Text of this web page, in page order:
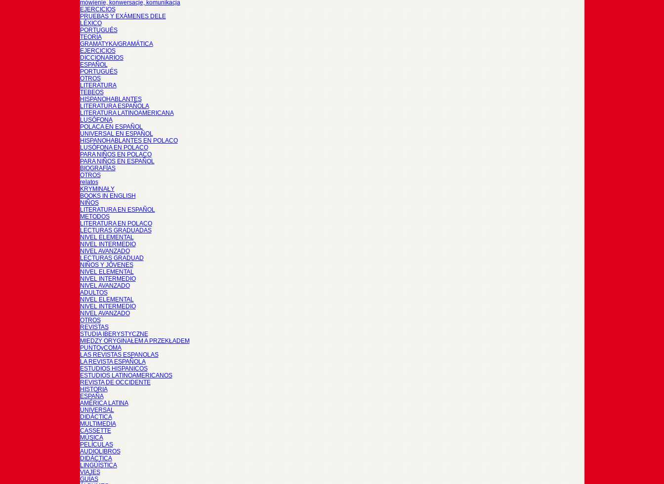
mówienie, konwersacje, komunikacja
EJERCICIOS
PRUEBAS Y EXÁMENES DELE
LÉXICO
PORTUGUÉS
TEORÍA
GRAMATYKA/GRAMÁTICA
EJERCICIOS
DICCIONARIOS
ESPAÑOL
PORTUGUÉS
OTROS
LITERATURA
TEBEOS
HISPANOHABLANTES
LITERATURA ESPAÑOLA
LITERATURA LATINOAMERICANA
LUSÓFONA
POLACA EN ESPAÑOL
UNIVERSAL EN ESPAÑOL
HISPANOHABLANTES EN POLACO
LUSÓFONA EN POLACO
PARA NIÑOS EN POLACO
PARA NIÑOS EN ESPAÑOL
BIOGRAFÍAS
OTROS
relatos
KRYMINAŁY
BOOKS IN ENGLISH
NIÑOS
LITERATURA EN ESPAÑOL
METODOS
LITERATURA EN POLACO
LECTURAS GRADUADAS
NIVEL ELEMENTAL
NIVEL INTERMEDIO
NIVEL AVANZADO
LECTURAS GRADUAD
NIÑOS Y JÓVENES
NIVEL ELEMENTAL
NIVEL INTERMEDIO
NIVEL AVANZADO
ADULTOS
NIVEL ELEMENTAL
NIVEL INTERMEDIO
NIVEL AVANZADO
OTROS
REVISTAS
STUDIA IBERYSTYCZNE
MIĘDZY ORYGINAŁEM A PRZEKŁADEM
PUNTOyCOMA
LAS REVISTAS ESPANOLAS
LA REVISTA ESPAÑOLA
ESTUDIOS HISPANICOS
ESTUDIOS LATINOAMERICANOS
REVISTA DE OCCIDENTE
HISTORIA
ESPAÑA
AMÉRICA LATINA
UNIVERSAL
DIDÁCTICA
MULTIMEDIA
CASSETTE
MÚSICA
PELÍCULAS
AUDIOLIBROS
DIDÁCTICA
LINGÜÍSTICA
VIAJES
GUÍAS